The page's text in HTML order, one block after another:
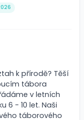
k přírodě? Těší
tábora
v letních
6 - 10 let. Naši
táborového